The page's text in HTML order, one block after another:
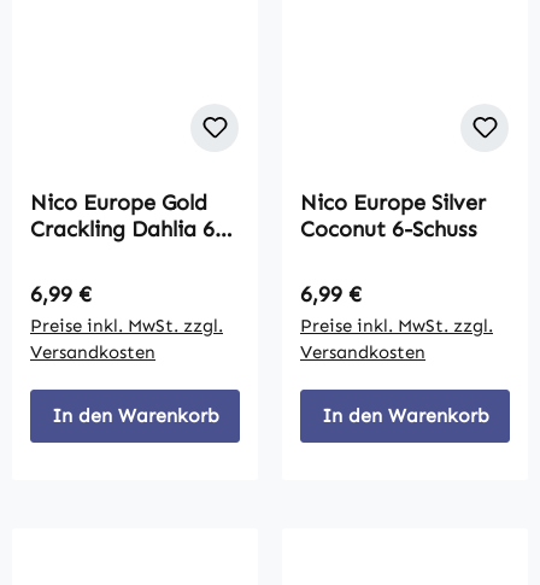
Nico Europe Gold
Crackling Dahlia 6-
Regulärer Preis:
6,99 €
Preise inkl. MwSt. zzgl.
Versandkosten
In den Warenkorb
Nico Europe Silver
Coconut 6-Schuss
Regulärer Preis:
6,99 €
Preise inkl. MwSt. zzgl.
Versandkosten
In den Warenkorb